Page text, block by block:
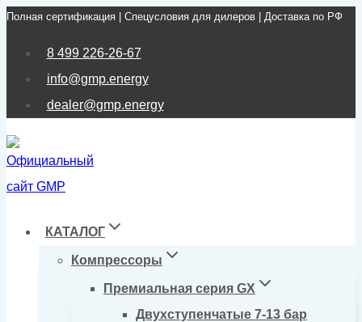
Перейти
Полная сертификация | Спецусловия для дилеров | Доставка по РФ
8 499 226-26-67
info@gmp.energy
dealer@gmp.energy
КАТАЛОГ
Компрессоры
Премиальная серия GX
Двухступенчатые 7-13 бар